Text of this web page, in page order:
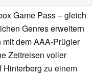
Game Pass – gleich
Genres erweitern
dem AAA-Prügler
Zeitreisen voller
Hinterberg zu einem